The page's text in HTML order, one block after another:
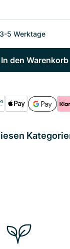
5 Werktage
In den Warenkorb